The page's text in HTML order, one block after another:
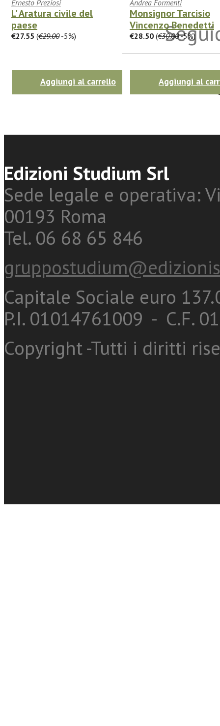
Ernesto Preziosi
L' Aratura civile del
paese
€27.55 (€29.00-5%)
Aggiungi al carrello
Andrea Formenti
Monsignor Tarcisio
Vincenzo Benedetti
€28.50 (€30.00-5%)
Aggiungi al
Edizioni Studium Srl
Sede legale e operativa:
00193 Roma
Tel. 06 68 65 846
Capitale Sociale euro
P.I. 01014761009 - C.F.
Copyright -Tutti i diritti